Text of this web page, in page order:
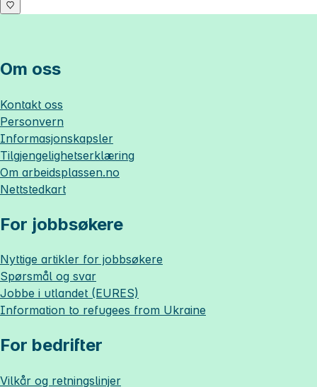
Om oss
Kontakt oss
Personvern
Informasjonskapsler
Tilgjengelighetserklæring
Om arbeidsplassen.no
Nettstedkart
For jobbsøkere
Nyttige artikler for jobbsøkere
Spørsmål og svar
Jobbe i utlandet (EURES)
Information to refugees from Ukraine
For bedrifter
Vilkår og retningslinjer